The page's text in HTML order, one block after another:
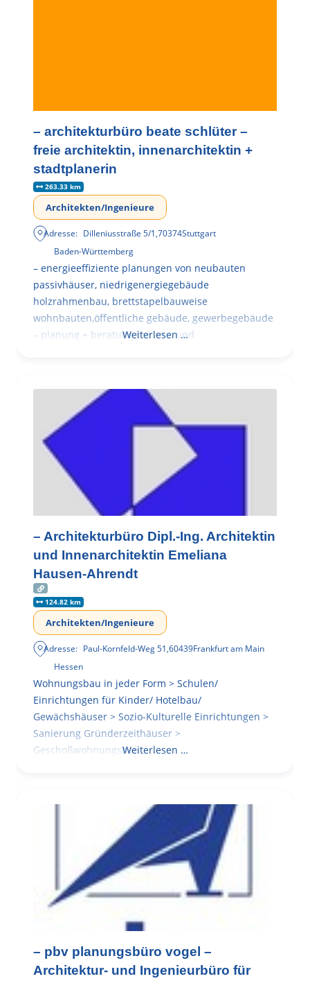
– architekturbüro beate schlüter –
freie architektin, innenarchitektin +
stadtplanerin
263.33 km
Architekten/Ingenieure
Adresse: Dilleniusstraße 5/1,70374Stuttgart
Baden-Württemberg
– energieeffiziente planungen von neubauten
passivhäuser, niedrigenergiegebäude
holzrahmenbau, brettstapelbauweise
wohnbauten,öffentliche gebäude, gewerbegebäude
– planung + beratung bei an – und
Weiterlesen …
– Architekturbüro Dipl.-Ing. Architektin
und Innenarchitektin Emeliana
Hausen-Ahrendt
124.82 km
Architekten/Ingenieure
Adresse: Paul-Kornfeld-Weg 51,60439Frankfurt am Main
Hessen
Wohnungsbau in jeder Form > Schulen/
Einrichtungen für Kinder/ Hotelbau/
Gewächshäuser > Sozio-Kulturelle Einrichtungen >
Sanierung Gründerzeithäuser >
GeschoßwohnungsbauWeiterlesen …
– pbv planungsbüro vogel –
Architektur- und Ingenieurbüro für